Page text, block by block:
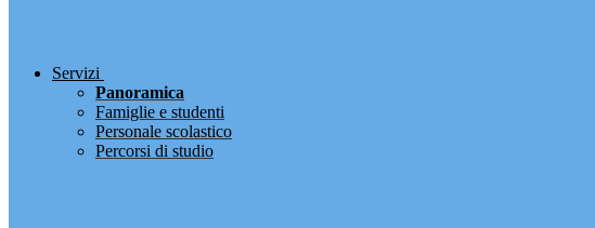
Servizi
Panoramica
Famiglie e studenti
Personale scolastico
Percorsi di studio